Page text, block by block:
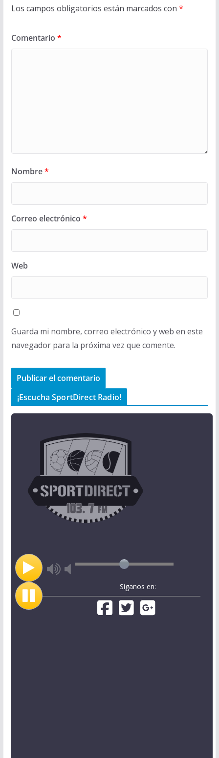
Los campos obligatorios están marcados con *
Comentario *
Nombre*
Correo electrónico *
Web
Guarda mi nombre, correo electrónico y web en este
navegador para la próxima vez que comente.
¡Escucha SportDirect Radio!
Síganos en: